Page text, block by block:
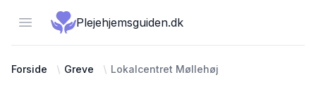
Open menuPlejehjemsguiden.dk
Forside Greve Lokalcentret Møllehøj